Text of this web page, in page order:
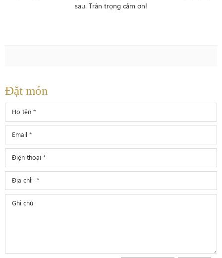
sau. Trân trọng cảm ơn!
Đặt món